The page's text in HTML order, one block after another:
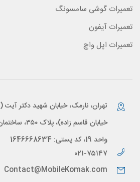
تعمیرات گوشی سامسونگ
تعمیرات آیفون
تعمیرات اپل واچ
تهران، نارمک، خیابان شهید دکتر آیت
خیابان قاسم
واحد 19، کد پستی: 1646668634
۰۲۱-۷۵۱۴۷
Contact@MobileKomak.com